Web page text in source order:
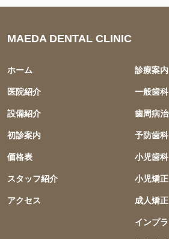
MAEDA DENTAL CLINIC
ホーム
医院紹介
設備紹介
初診案内
価格表
スタッフ紹介
アクセス
診療案内
一般歯科
歯周病
予防歯科
小児歯科
小児矯正
成人矯正
インプラ